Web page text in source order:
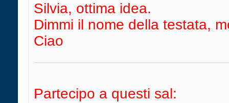
Silvia, ottima idea.
Dimmi il nome della testata,
Ciao
Partecipo a questi sal: